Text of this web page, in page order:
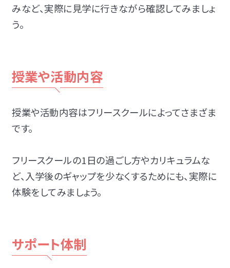
みなど、実際に見学に行きながら確認してみましょ
う。
授業や活動内容
授業や活動内容はフリースクールによってさまざま
です。
フリースクールの1日の過ごし方やカリキュラムな
ど、入学後のギャップを少なくするためにも、実際に
体験をしてみましょう。
サポート体制